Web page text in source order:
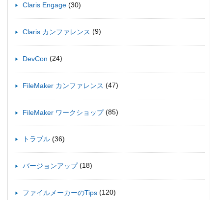
Claris Engage (30)
Claris カンファレンス (9)
DevCon (24)
FileMaker カンファレンス (47)
FileMaker ワークショップ(85)
トラブル (36)
バージョンアップ(18)
ファイルメーカーのTips (120)